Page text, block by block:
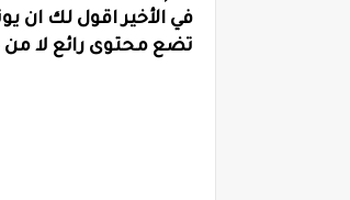
في الأخير اقول لك ان
تضع محتوى رائع لا